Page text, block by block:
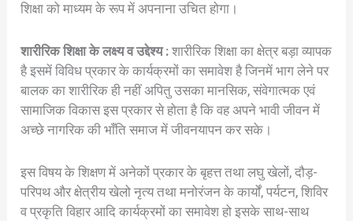
शिक्षा को माध्यम के रूप में अपनाना उचित होगा।
शारीरिक शिक्षा के लक्ष्य व उद्देश्य : शारीरिक शिक्षा का क्षेत्र बड़ा व्यापक
है इसमें विविध प्रकार के कार्यक्रमों का समावेश है जिनमें भाग लेने पर
बालक का शारीरिक ही नहीं अपितु उसका मानसिक, संवेगात्मक एवं
सामाजिक विकास इस प्रकार से होता है कि वह अपने भावी जीवन में
अच्छे नागरिक की भाँति समाज में जीवनयापन कर सके।
इस विषय के शिक्षण में अनेकों प्रकार के बृहत्त तथा लघु खेलों, दौड़-
परिपथ और क्षेत्रीय खेलो नृत्य तथा मनोरंजन के कार्यों, पर्यटन, शिविर
व प्रकृति विहार आदि कार्यक्रमों का समावेश हो इसके साथ-साथ